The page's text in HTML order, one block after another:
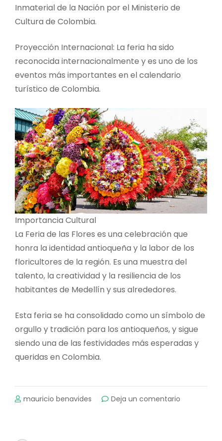
Inmaterial de la Nación por el Ministerio de
Cultura de Colombia.
Proyección Internacional: La feria ha sido
reconocida internacionalmente y es uno de los
eventos más importantes en el calendario
turístico de Colombia.
Importancia Cultural
La Feria de las Flores es una celebración que
honra la identidad antioqueña y la labor de los
floricultores de la región. Es una muestra del
talento, la creatividad y la resiliencia de los
habitantes de Medellín y sus alrededores.
Esta feria se ha consolidado como un símbolo de
orgullo y tradición para los antioqueños, y sigue
siendo una de las festividades más esperadas y
queridas en Colombia.
mauricio benavides Deja un comentario